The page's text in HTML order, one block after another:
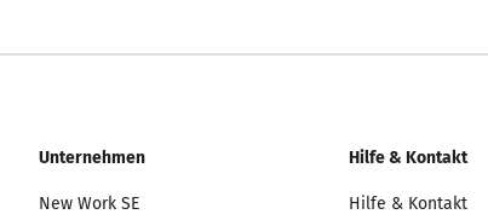
Unternehmen
New Work SE
Hilfe & Kontakt
Hilfe & Kontakt